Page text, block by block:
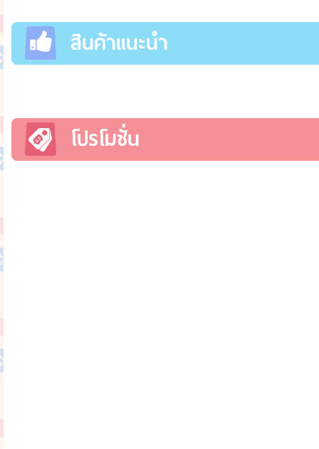
สินค้าแนะนำ
โปรโมชั่น